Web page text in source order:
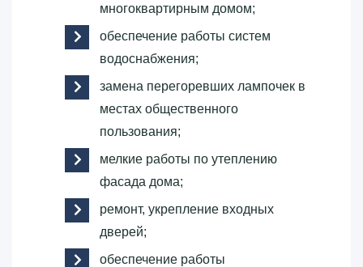
многоквартирным домом;
обеспечение работы систем
водоснабжения;
замена перегоревших лампочек в
местах общественного
пользования;
мелкие работы по утеплению
фасада дома;
ремонт, укрепление входных
дверей;
обеспечение работы